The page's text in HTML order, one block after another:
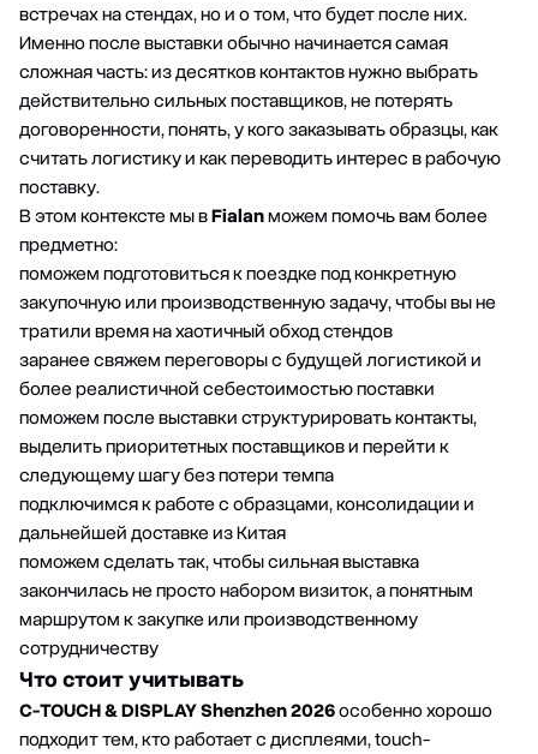
встречах на стендах, но и о том, что будет после них.
Именно после выставки обычно начинается самая
сложная часть: из десятков контактов нужно выбрать
действительно сильных поставщиков, не потерять
договоренности, понять, у кого заказывать образцы, как
считать логистику и как переводить интерес в рабочую
поставку.
В этом контексте мы вFialanможем помочь вам более
предметно:
поможем подготовиться к поездке под конкретную
закупочную или производственную задачу, чтобы вы не
тратили время на хаотичный обход стендов
заранее свяжем переговоры с будущей логистикой и
более реалистичной себестоимостью поставки
поможем после выставки структурировать контакты,
выделить приоритетных поставщиков и перейти к
следующему шагу без потери темпа
подключимся к работе с образцами, консолидации и
дальнейшей доставке из Китая
поможем сделать так, чтобы сильная выставка
закончилась не просто набором визиток, а понятным
маршрутом к закупке или производственному
сотрудничеству
Что стоит учитывать
C-TOUCH & DISPLAY Shenzhen 2026особенно хорошо
подходит тем, кто работает с дисплеями, touch-